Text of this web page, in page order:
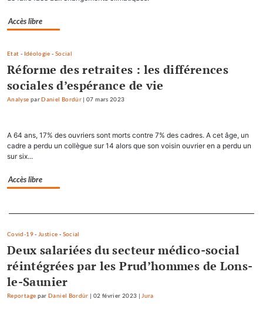
Accès libre
Etat - Idéologie - Social
Réforme des retraites : les différences
sociales d’espérance de vie
Analyse par Daniel Bordür |07 mars 2023
A 64 ans, 17% des ouvriers sont morts contre 7% des cadres. A cet âge, un
cadre a perdu un collègue sur 14 alors que son voisin ouvrier en a perdu un
sur six...
Accès libre
Separateur
Covid-19- Justice - Social
Deux salariées du secteur médico-social
réintégrées par les Prud’hommes de Lons-
le-Saunier
Reportage par Daniel Bordür 02 février 2023 |Jura